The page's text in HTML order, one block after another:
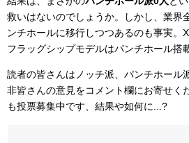
救いはないのでしょうか。しかし、業界
ンチホールに移行しつつあるのも事実。
フラッグシップモデルはパンチホール搭
読者の皆さんはノッチ派、パンチホール
非皆さんの意見をコメント欄にお寄せく
も投票募集中です、結果や如何に...?